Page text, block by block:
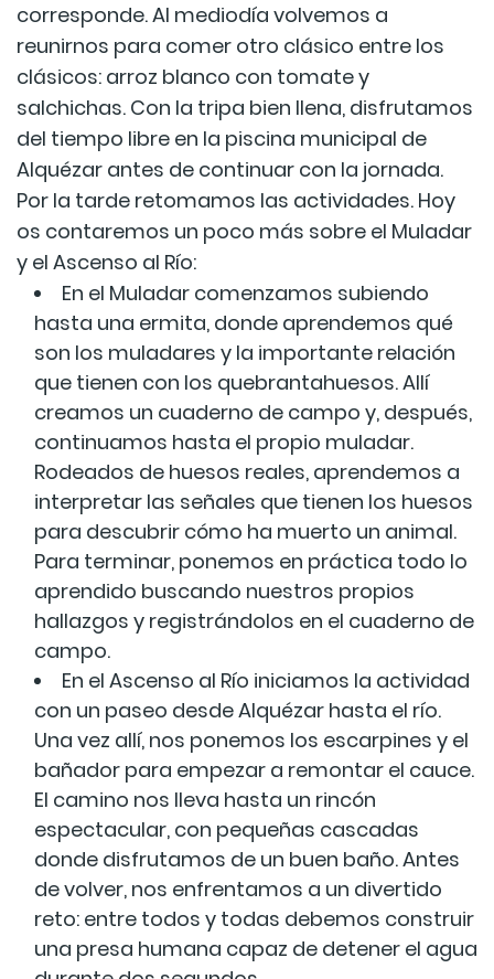
corresponde. Al mediodía volvemos a
reunirnos para comer otro clásico entre los
clásicos: arroz blanco con tomate y
salchichas. Con la tripa bien llena, disfrutamos
del tiempo libre en la piscina municipal de
Alquézar antes de continuar con la jornada.
Por la tarde retomamos las actividades. Hoy
os contaremos un poco más sobre el Muladar
y el Ascenso al Río:
En el Muladar comenzamos subiendo
hasta una ermita, donde aprendemos qué
son los muladares y la importante relación
que tienen con los quebrantahuesos. Allí
creamos un cuaderno de campo y, después,
continuamos hasta el propio muladar.
Rodeados de huesos reales, aprendemos a
interpretar las señales que tienen los huesos
para descubrir cómo ha muerto un animal.
Para terminar, ponemos en práctica todo lo
aprendido buscando nuestros propios
hallazgos y registrándolos en el cuaderno de
campo.
En el Ascenso al Río iniciamos la actividad
con un paseo desde Alquézar hasta el río.
Una vez allí, nos ponemos los escarpines y el
bañador para empezar a remontar el cauce.
El camino nos lleva hasta un rincón
espectacular, con pequeñas cascadas
donde disfrutamos de un buen baño. Antes
de volver, nos enfrentamos a un divertido
reto: entre todos y todas debemos construir
una presa humana capaz de detener el agua